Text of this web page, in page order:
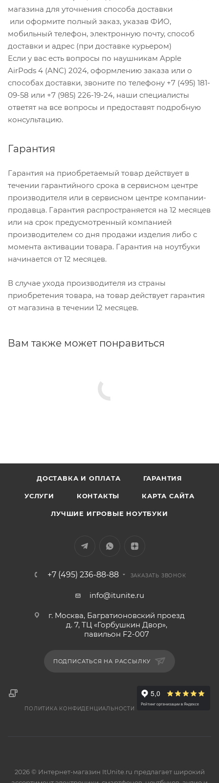
магазина для уточнения способа доставки
или оформите полный заказ, указав ФИО,
мобильный телефон, электронную почту, способ
доставки и адрес (при доставке курьером)
Если у вас есть вопросы по наушникам Apple
AirPods 4 (ANC) 2024, оформлению заказа или о
способах доставки, звоните по телефону +7 (495) 181-
09-58 или +7 (985) 226-19-24, наши специалисты
ответят на все вопросы и предоставят подробную
консультацию.
Гарантия
Гарантия на приобретаемый товар действует в
течении гарантийного срока в сервисном центре
производителя или в сервисном центре компании-
продавца. Гарантия распространяется на 12 месяцев
или на срок предусмотренный компанией
производителем со дня продажи изделия либо с
момента активации товара. Гарантия на ноутбуки
начинается от 12 месяцев.
В случае ухода производителя из страны
приобретения товара, на товар действует гарантия
от магазина в течении 12 месяцев.
Вам также может понравиться
ДОСТАВКА И ОПЛАТА ГАРАНТИЯ
УСЛУГИ КОНТАКТЫ КАРТА САЙТА
ЛУЧШИЕ ИГРОВЫЕ НОУТБУКИ
+7 (495) 236-88-88 ЗАКАЗАТЬ ЗВОНОК
info@itunite.ru
г. Москва, Багратионовский проезд
д. 7, ТЦ «Горбушкин Двор»,
павильон F2-007
ПОДПИСАТЬСЯ НА РАССЫЛКУ
ПОЛИТИКА КОНФИДЕНЦИАЛЬНОСТИ
2026 © Интернет-магазин ItUnite.ru предлагает широкий